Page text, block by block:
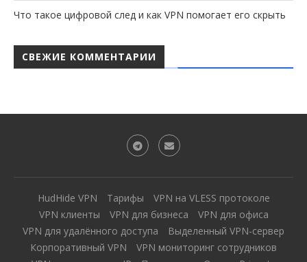
Что такое цифровой след и как VPN помогает его скрыть
СВЕЖИЕ КОММЕНТАРИИ
HudHide VPN Тарифы
VPN на VLESS протоколе
VPN клиенты
VPN для бизнеса
VPN для офиса
VPN для удалённого доступа
Выделенный VPN-сервер
Корпоративный VPN
VPN мониторинг сотрудников